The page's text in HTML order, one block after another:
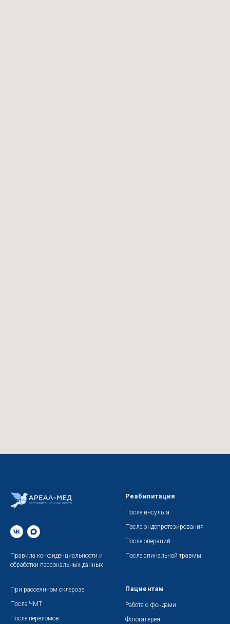
Правила конфиденциальности и
обработки персональных данных
Реабилитация
После инсульта
После эндопротезирования
После операций
После спинальной травмы
При рассеянном склерозе
После ЧМТ
После переломов
Пациентам
Работа с фондами
Фотогалерея